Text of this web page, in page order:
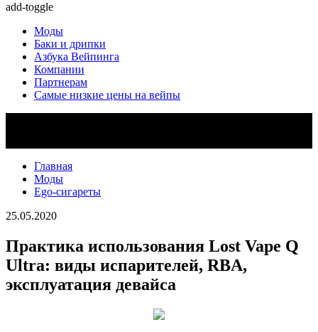
add-toggle
Моды
Баки и дрипки
Азбука Вейпинга
Компании
Партнерам
Самые низкие цены на вейпы
Главная
Моды
Ego-сигареты
25.05.2020
Практика использования Lost Vape Q
Ultra: виды испарителей, RBA,
эксплуатация девайса